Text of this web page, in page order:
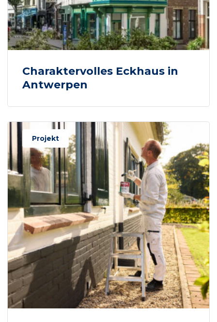
Charaktervolles Eckhaus in
Antwerpen
Projekt